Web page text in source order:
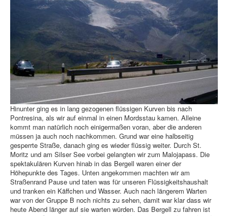
Hinunter ging es in lang gezogenen flüssigen Kurven bis nach
Pontresina, als wir auf einmal in einen Mordsstau kamen. Alleine
kommt man natürlich noch einigermaßen voran, aber die anderen
müssen ja auch noch nachkommen. Grund war eine halbseitig
gesperrte Straße, danach ging es wieder flüssig weiter. Durch St.
Moritz und am Silser See vorbei gelangten wir zum Malojapass. Die
spektakulären Kurven hinab in das Bergell waren einer der
Höhepunkte des Tages. Unten angekommen machten wir am
Straßenrand Pause und taten was für unseren Flüssigkeitshaushalt
und tranken ein Käffchen und Wasser. Auch nach längerem Warten
war von der Gruppe B noch nichts zu sehen, damit war klar dass wir
heute Abend länger auf sie warten würden. Das Bergell zu fahren ist